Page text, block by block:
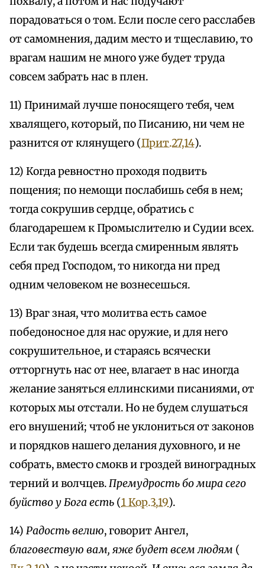
порадоваться о том. Если после сего расслабев
от самомнения, дадим место и тщеславию, то
врагам нашим не много уже будет труда
совсем забрать нас в плен.
11) Принимай лучше поносящего тебя, чем
хвалящего, который, по Писанию, ни чем не
разнится от клянущего (Прит.27,14).
12) Когда ревностно проходя подвить
пощения; по немощи послабишь себя в нем;
тогда сокрушив сердце, обратись с
благодарешем к Промыслителю и Судии всех.
Если так будешь всегда смиренным являть
себя пред Господом, то никогда ни пред
одним человеком не вознесешься.
13) Враг зная, что молитва есть самое
победоносное для нас оружие, и для него
сокрушительное, и стараясь всячески
отторгнуть нас от нее, влагает в нас иногда
желание заняться еллинскими писаниями, от
которых мы отстали. Но не будем слушаться
его внушений; чтоб не уклониться от законов
и порядков нашего делания духовного, и не
собрать, вместо смокв и гроздей виноградных
терний и волчцев.Премудрость бо мира сего
буйство у Бога есть (1 Кор.3,19).
14) Радость велию, говорит Ангел,
благовествую вам, яже будет всем людям (